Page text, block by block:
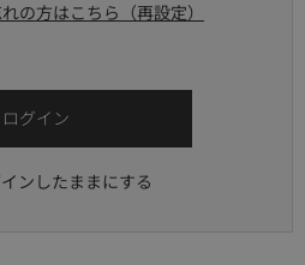
の方はこちら（再設定）
ンしたままにする